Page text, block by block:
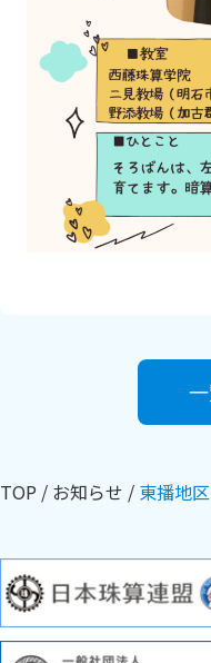
TOP お知らせ 東播地